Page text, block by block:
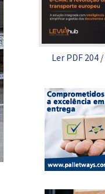
Ler PDF 204/